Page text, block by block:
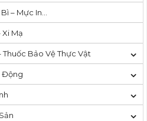
– Mực In…
Xi Mạ
Bảo Vệ Thực Vật
Động